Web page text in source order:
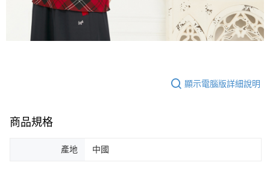
顯示電腦版詳細說明
商品規格
產地 中國